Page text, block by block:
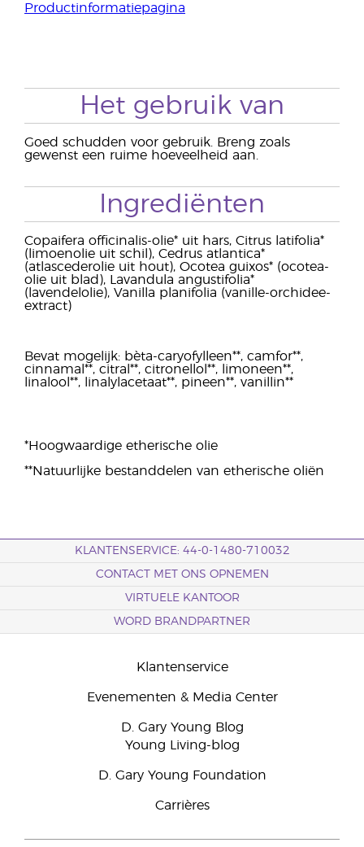
Productinformatiepagina
Het gebruik van
Goed schudden voor gebruik. Breng zoals
gewenst een ruime hoeveelheid aan.
Ingrediënten
Copaifera officinalis-olie* uit hars, Citrus latifolia*
(limoenolie uit schil), Cedrus atlantica*
(atlascederolie uit hout), Ocotea guixos* (ocotea-
olie uit blad), Lavandula angustifolia*
(lavendelolie), Vanilla planifolia (vanille-orchidee-
extract)
Bevat mogelijk: bèta-caryofylleen**, camfor**,
cinnamal**, citral**, citronellol**, limoneen**,
linalool**, linalylacetaat**, pineen**, vanillin**
*Hoogwaardige etherische olie
**Natuurlijke bestanddelen van etherische oliën
KLANTENSERVICE: 44-0-1480-710032
CONTACT MET ONS OPNEMEN
VIRTUELE KANTOOR
WORD BRANDPARTNER
Klantenservice
Evenementen & Media Center
D. Gary Young Blog
Young Living-blog
D. Gary Young Foundation
Carrières